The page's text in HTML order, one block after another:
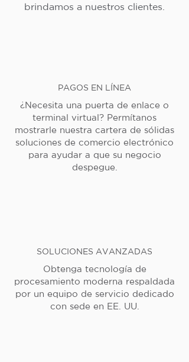
brindamos a nuestros clientes.
PAGOS EN LÍNEA
¿Necesita una puerta de enlace o
terminal virtual? Permítanos
mostrarle nuestra cartera de sólidas
soluciones de comercio electrónico
para ayudar a que su negocio
despegue.
SOLUCIONES AVANZADAS
Obtenga tecnología de
procesamiento moderna respaldada
por un equipo de servicio dedicado
con sede en EE. UU.